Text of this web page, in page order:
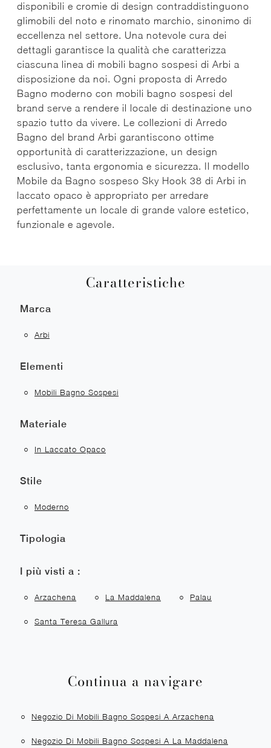
disponibili e cromie di design contraddistinguono
glimobili del noto e rinomato marchio, sinonimo di
eccellenza nel settore. Una notevole cura dei
dettagli garantisce la qualità che caratterizza
ciascuna linea di mobili bagno sospesi di Arbi a
disposizione da noi. Ogni proposta di Arredo
Bagno moderno con mobili bagno sospesi del
brand serve a rendere il locale di destinazione uno
spazio tutto da vivere. Le collezioni di Arredo
Bagno del brand Arbi garantiscono ottime
opportunità di caratterizzazione, un design
esclusivo, tanta ergonomia e sicurezza. Il modello
Mobile da Bagno sospeso Sky Hook 38 di Arbi in
laccato opaco è appropriato per arredare
perfettamente un locale di grande valore estetico,
funzionale e agevole.
Caratteristiche
Marca
Arbi
Elementi
Mobili Bagno Sospesi
Materiale
In Laccato Opaco
Stile
Moderno
Tipologia
I più visti a :
Arzachena La Maddalena Palau
Santa Teresa Gallura
Continua a navigare
Negozio Di Mobili Bagno Sospesi A Arzachena
Negozio Di Mobili Bagno Sospesi A La Maddalena